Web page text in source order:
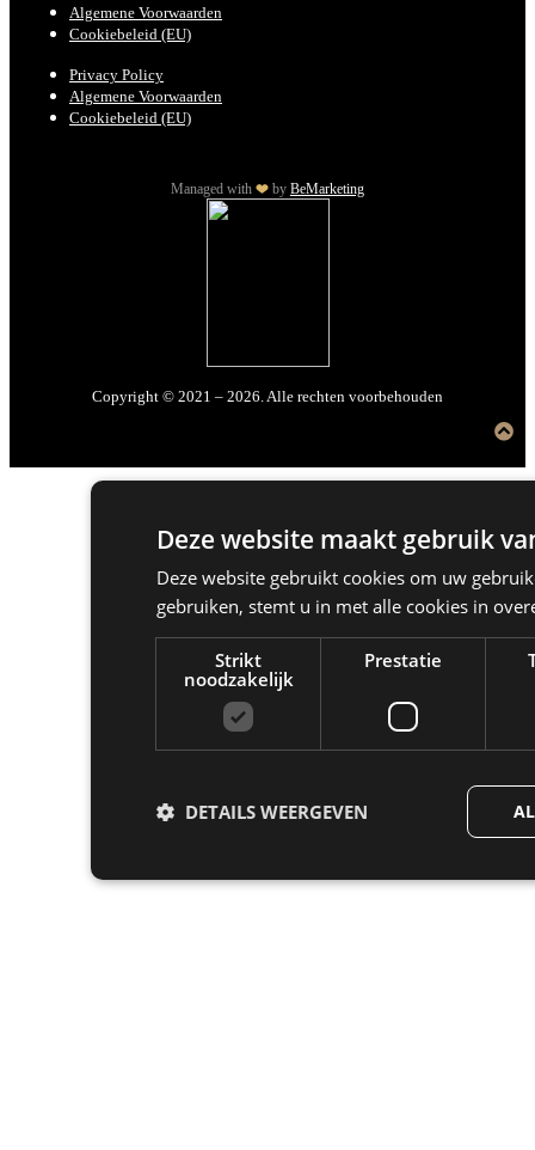
Algemene Voorwaarden
Cookiebeleid (EU)
Privacy Policy
Algemene Voorwaarden
Cookiebeleid (EU)
Managed with by BeMarketing
Copyright © 2021 – 2026. Alle rechten voorbehouden
Deze website maakt gebruik
Deze website gebruikt cookies om uw
gebruiken, stemt u in met alle cookies in
Strikt
noodzakelijk
Prestatie
DETAILS WEERGEVEN